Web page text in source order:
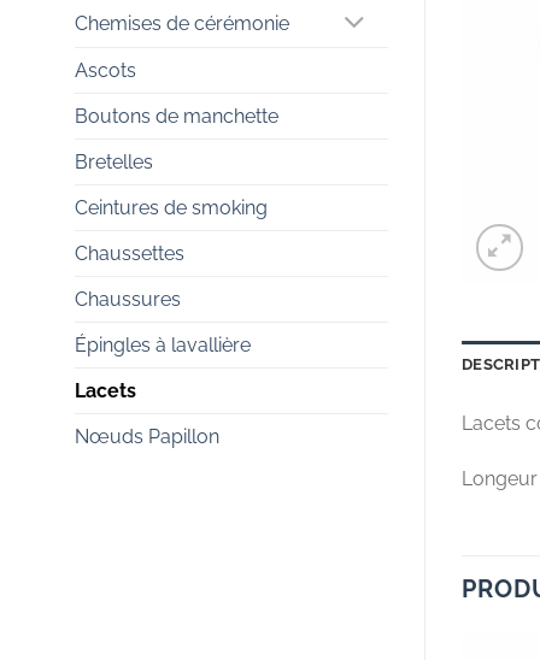
Chemises de cérémonie
Ascots
Boutons de manchette
Bretelles
Ceintures de smoking
Chaussettes
Chaussures
Épingles à lavallière
Lacets
Nœuds Papillon
Lacets